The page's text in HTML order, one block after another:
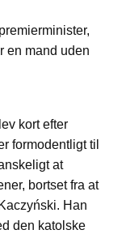
kort efter
formodentligt til
at
bortset fra at
Han
den katolske